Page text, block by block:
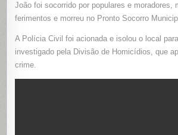
João foi socorrido por populares e moradores,
ferimentos e morreu no Pronto Socorro
A Polícia Civil foi acionada e isolou o local
investigado pela Divisão de Homicídios, que
crime.